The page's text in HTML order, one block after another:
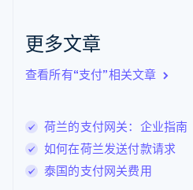
更多文章
查看所有“支付”相关文章
荷兰的支付网关：企业指南
如何在荷兰发送付款请求
泰国的支付网关费用
English
English
卢森堡
罗马尼亚
English